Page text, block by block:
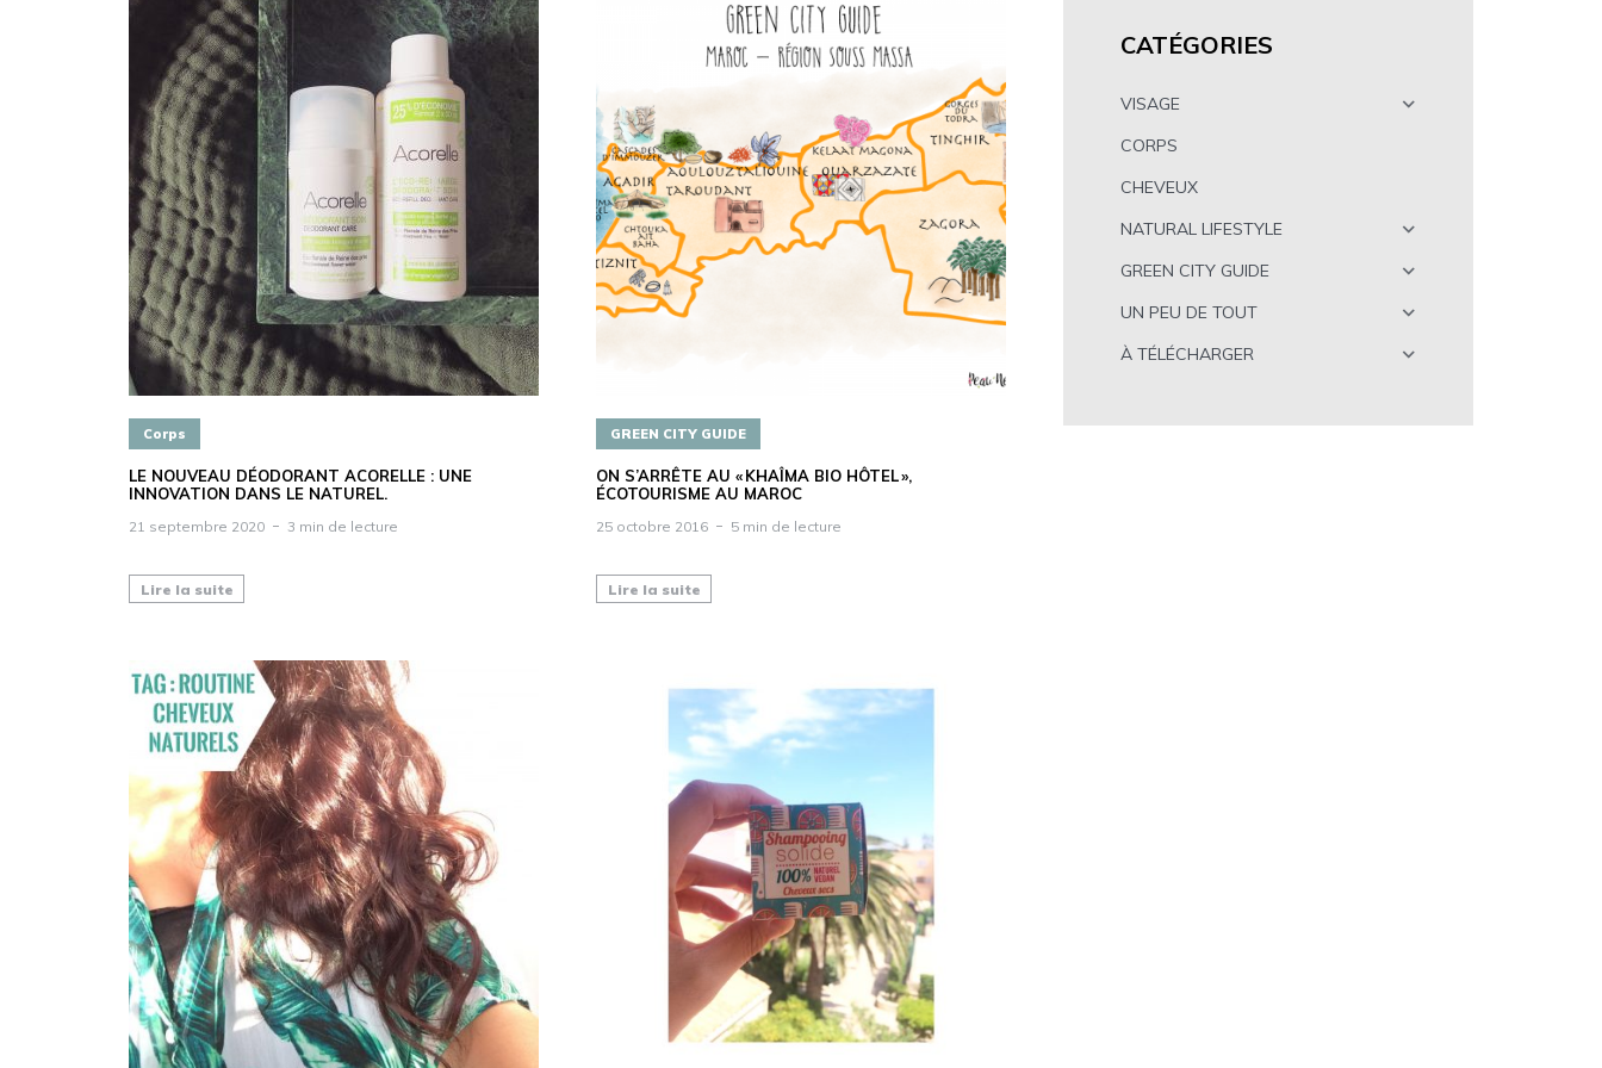
Corps
LE NOUVEAU DÉODORANT ACORELLE : UNE
INNOVATION DANS LE NATUREL.
21 septembre 2020 3 min de lecture
Lire la suite
GREEN CITY GUIDE
ON S’ARRÊTE AU « KHAÎMA BIO HÔTEL »,
ÉCOTOURISME AU MAROC
25 octobre 2016 5 min de lecture
Lire la suite
CATÉGORIES
VISAGE
CORPS
CHEVEUX
NATURAL LIFESTYLE
GREEN CITY GUIDE
UN PEU DE TOUT
À TÉLÉCHARGER